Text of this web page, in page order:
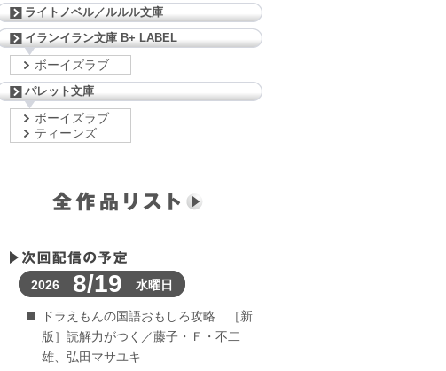
ライトノベル／ルルル文庫
イランイラン文庫 B+ LABEL
ボーイズラブ
パレット文庫
ボーイズラブ
ティーンズ
2026 8/19 水曜日
ドラえもんの国語おもしろ攻略 ［新
版］読解力がつく／藤子・Ｆ・不二
雄、弘田マサユキ